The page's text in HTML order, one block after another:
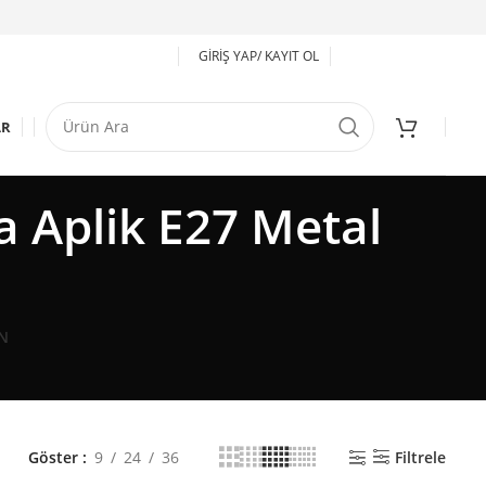
GIRIŞ YAP/ KAYIT OL
Aplik E27 Metal
Göster 9 24 36 Filtrele